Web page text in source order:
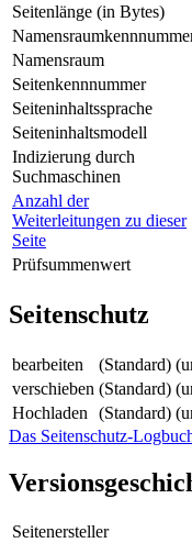
Seitenlänge (in Bytes)
Namensraum
Seitenkennnummer
Seiteninhaltssprache
Seiteninhaltsmodell
Indizierung durch
Suchmaschinen
Anzahl der
Weiterleitungen zu dieser
Seite
Prüfsummenwert
Seitenschutz
bearbeiten
(Standard)
verschieben (Standard)
Hochladen
(Standard)
Das Seitenschutz-
Seitenersteller